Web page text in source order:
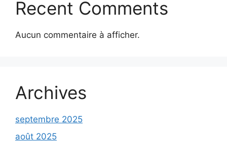
Recent Comments
Aucun commentaire à afficher.
Archives
septembre 2025
août 2025